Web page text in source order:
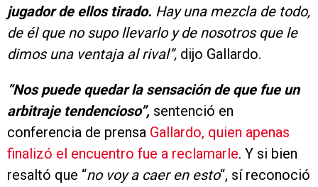
jugador de ellos tirado. Hay una mezcla de todo,
de él que no supo llevarlo y de nosotros que le
dimos una ventaja al rival”, dijo Gallardo.
“Nos puede quedar la sensación de que fue un
arbitraje tendencioso”, sentenció en
conferencia de prensa Gallardo, quien apenas
finalizó el encuentro fue a reclamarle. Y si bien
resaltó que “no voy a caer en esto“, sí reconoció